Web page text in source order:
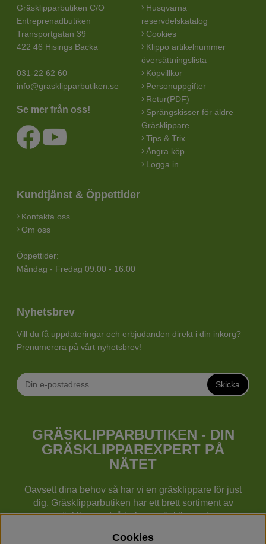
Gräsklipparbutiken C/O
Entreprenadbutiken
Transportgatan 39
422 46 Hisings Backa
031-22 62 60
info@grasklipparbutiken.se
Se mer från oss!
Husqvarna
reservdelskatalog
Cookies
Klippo artikelnummer
översättningslista
Köpvillkor
Personuppgifter
Retur(PDF)
Sprängskisser för äldre
Gräsklippare
Tips & Trix
Ångra köp
Logga in
Kundtjänst & Öppettider
Kontakta oss
Om oss
Öppettider:
Måndag - Fredag 09.00 - 16:00
Nyhetsbrev
Vill du få uppdateringar och erbjudanden direkt i din inkorg?
Prenumerera på vårt nyhetsbrev!
Skicka
GRÄSKLIPPARBUTIKEN - DIN
GRÄSKLIPPAREXPERT PÅ
NÄTET
Oavsett dina behov så har vi en gräsklippare för just
dig. Gräsklipparbutiken har ett brett sortiment av
gräsklippare (gå bakom gräsklippare),
Cookies